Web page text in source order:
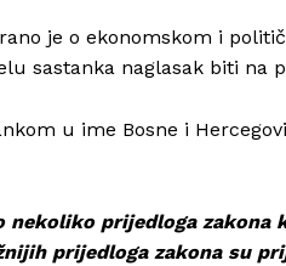
je o ekonomskom i
sastanka naglasak biti na
u ime Bosne i
nekoliko prijedloga zakona
prijedloga zakona su